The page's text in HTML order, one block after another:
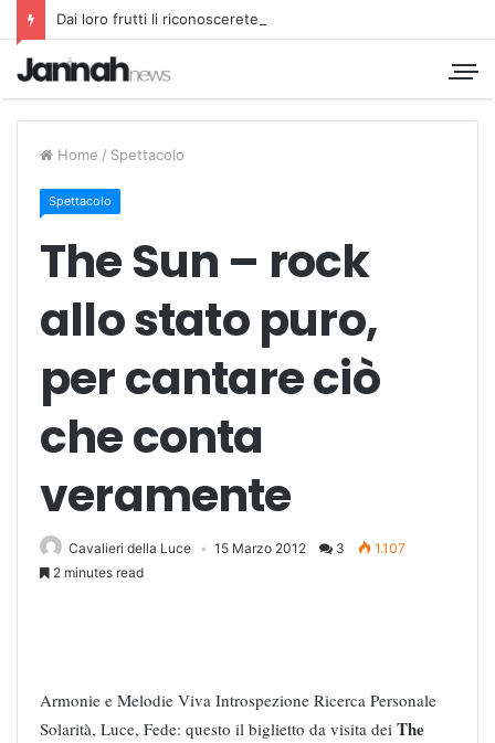
Dai loro frutti li riconoscerete
Home / Spettacolo
Spettacolo
The Sun – rock
allo stato puro,
per cantare ciò
che conta
veramente
Cavalieri della Luce 15 Marzo 2012 3
1.107
2 minutes read
Armonie e Melodie Viva Introspezione Ricerca Personale
Solarità, Luce, Fede: questo il biglietto da visita dei The